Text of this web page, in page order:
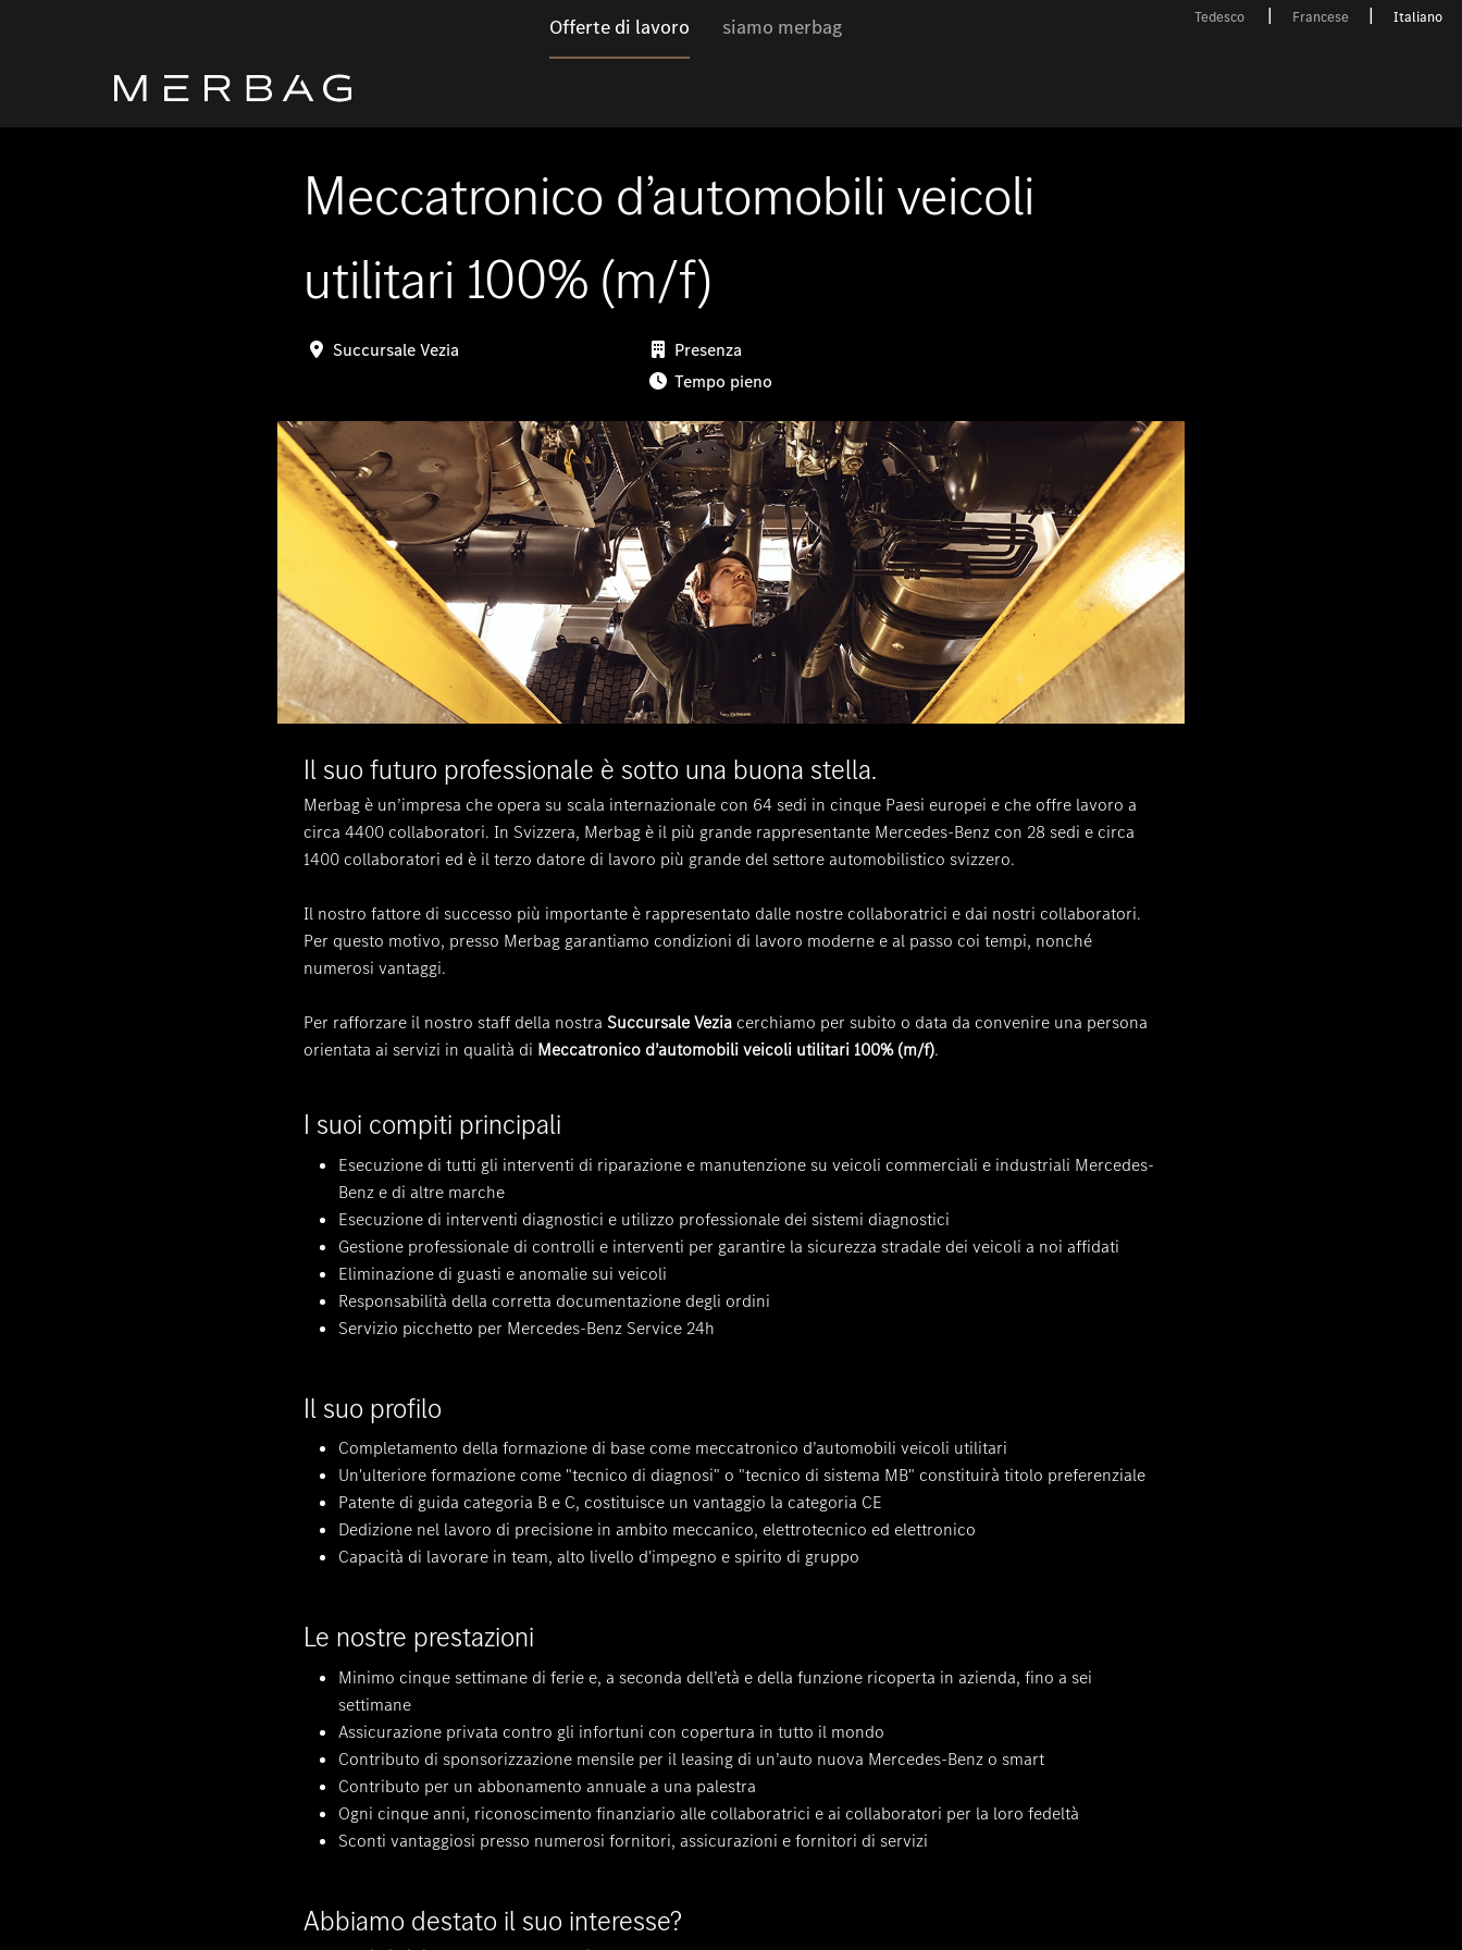
Tedesco Francese Italiano
Offerte di lavoro siamo merbag
Meccatronico d’automobili veicoli
utilitari 100% (m/f)
Succursale Vezia
Presenza
Tempo pieno
Il suo futuro professionale è sotto una buona stella.
Merbag è un’impresa che opera su scala internazionale con 64 sedi in cinque Paesi europei e che offre lavoro a
circa 4400 collaboratori. In Svizzera, Merbag è il più grande rappresentante Mercedes-Benz con 28 sedi e circa
1400 collaboratori ed è il terzo datore di lavoro più grande del settore automobilistico svizzero.
Il nostro fattore di successo più importante è rappresentato dalle nostre collaboratrici e dai nostri collaboratori.
Per questo motivo, presso Merbag garantiamo condizioni di lavoro moderne e al passo coi tempi, nonché
numerosi vantaggi.
Per rafforzare il nostro staff della nostra Succursale Vezia cerchiamo per subito o data da convenire una persona
orientata ai servizi in qualità di Meccatronico d’automobili veicoli utilitari 100% (m/f).
I suoi compiti principali
Esecuzione di tutti gli interventi di riparazione e manutenzione su veicoli commerciali e industriali Mercedes-
Benz e di altre marche
Esecuzione di interventi diagnostici e utilizzo professionale dei sistemi diagnostici
Gestione professionale di controlli e interventi per garantire la sicurezza stradale dei veicoli a noi affidati
Eliminazione di guasti e anomalie sui veicoli
Responsabilità della corretta documentazione degli ordini
Servizio picchetto per Mercedes-Benz Service 24h
Il suo profilo
Completamento della formazione di base come meccatronico d’automobili veicoli utilitari
Un'ulteriore formazione come "tecnico di diagnosi" o "tecnico di sistema MB" constituirà titolo preferenziale
Patente di guida categoria B e C, costituisce un vantaggio la categoria CE
Dedizione nel lavoro di precisione in ambito meccanico, elettrotecnico ed elettronico
Capacità di lavorare in team, alto livello d'impegno e spirito di gruppo
Le nostre prestazioni
Minimo cinque settimane di ferie e, a seconda dell’età e della funzione ricoperta in azienda, fino a sei
settimane
Assicurazione privata contro gli infortuni con copertura in tutto il mondo
Contributo di sponsorizzazione mensile per il leasing di un’auto nuova Mercedes-Benz o smart
Contributo per un abbonamento annuale a una palestra
Ogni cinque anni, riconoscimento finanziario alle collaboratrici e ai collaboratori per la loro fedeltà
Sconti vantaggiosi presso numerosi fornitori, assicurazioni e fornitori di servizi
Abbiamo destato il suo interesse?